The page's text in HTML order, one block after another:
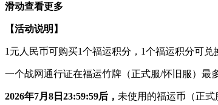
滑动查看更多
【活动说明】
1元人民币可购买1个福运积分，1个福运积分可兑
一个战网通行证在福运竹牌（正式服/怀旧服）最
2026年7月8日23:59:59后， 未使用的福运币（正式